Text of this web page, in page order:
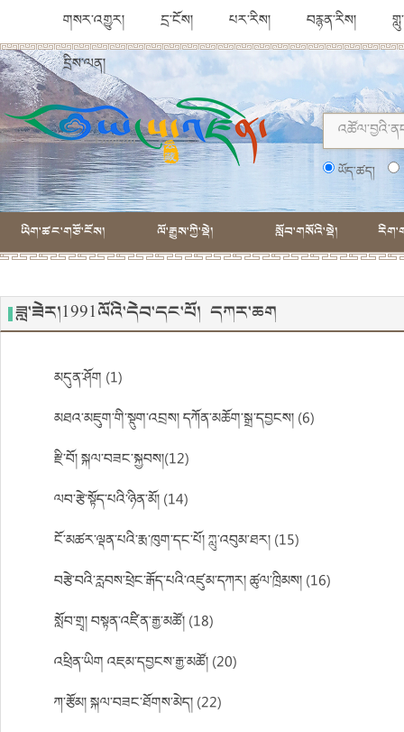
གསར་འགྱུར། དྲ་ངོས། པར་རིས། བརྙན་རིས།
དྲིས་ལན།
ཡོད་ཚད།
ཡིག་ཚང་གཙོ་ངོས། ལོ་རྒྱུས་ཀྱི་སྡེ། སློབ་གསོའི་སྡེ།
ཟླ་ཟེར།1991ལོའི་དེབ་དང་པོ། དཀར་ཆག
མདུན་ཤོག (1)
མཐའ་མཇུག་གི་སྡུག་འབྲས། དཀོན་མཆོག་སྒྲ་དབྱངས། (6)
རྫི་བོ། སྐལ་བཟང་སྐྱབས།(12)
ལབ་རྩེ་སྟོད་པའི་ཉིན་མོ། (14)
ངོ་མཚར་ལྡན་པའི་རྨ་ཁུག་དང་པོ། ཀླུ་འབུམ་ཐར། (15)
བརྩེ་བའི་རླབས་ཕྲེང་རྒོད་པའི་འཛུམ་དཀར། ཚུལ་ཁྲིམས། (16)
སློབ་གྲྭ། བསྟན་འཛིན་རྒྱ་མཚོ། (18)
འཕྲིན་ཡིག འཇམ་དབྱངས་རྒྱ་མཚོ། (20)
ཀ་རྩོམ། སྐལ་བཟང་ཐོགས་མེད། (22)